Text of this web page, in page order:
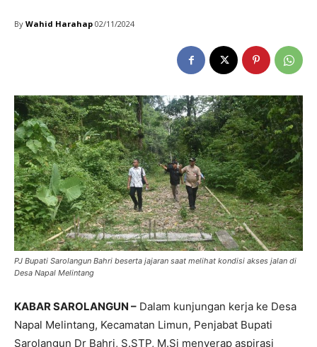
By Wahid Harahap 02/11/2024
PJ Bupati Sarolangun Bahri beserta jajaran saat melihat kondisi akses jalan di
Desa Napal Melintang
KABAR SAROLANGUN – Dalam kunjungan kerja ke Desa
Napal Melintang, Kecamatan Limun, Penjabat Bupati
Sarolangun Dr Bahri, S.STP, M.Si menyerap aspirasi